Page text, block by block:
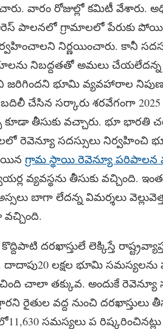
వారం రోజుల్లో కమిటీ వేశారు.
పాలనలో గ్రామాలలో పేరుకు పోయిన
నిర్ణయించారు. కానీ
నిబద్దతతో అమలు
జరిగిందని భూమి వ్యవహారాల
చేసిన సర్కారు శరవేగంగా 2025
కూడా తీసుకు వచ్చారు. భూ
రెవెన్యూ సదస్సులు నిర్వహించి
గ్రామ స్థాయి రెవెన్యూ పరిపాలన
వ్యవస్థను తీసుకు వచ్చింది.
బాగా లేదన్న విమర్శలు
దరఖాస్తులే లెక్కిస్తే
లక్షల భూమి సమస్యలను
చాలా తక్కువ. అందుకే రెవెన్యూ
రైతుల వద్ద నుంచి
సమస్యలు ప